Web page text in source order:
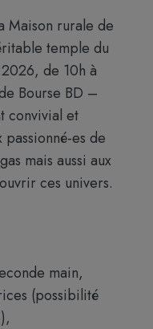
Maison rurale de
temple du
de 10h à
Bourse BD –
convivial et
es de
mais aussi aux
ces univers.
main,
(possibilité